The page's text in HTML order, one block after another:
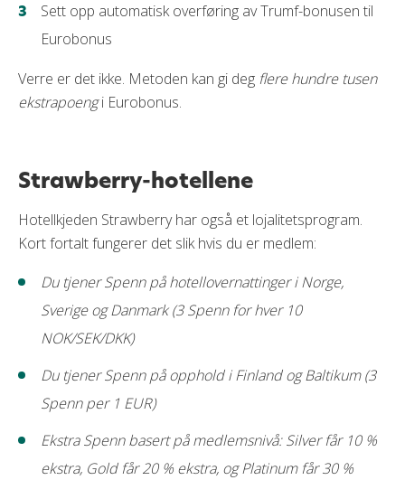
Sett opp automatisk overføring av Trumf-bonusen til
Eurobonus
Verre er det ikke. Metoden kan gi deg flere hundre tusen
ekstrapoengi Eurobonus.
Strawberry-hotellene
Hotellkjeden Strawberry har også et lojalitetsprogram.
Kort fortalt fungerer det slik hvis du er medlem:
Du tjener Spenn på hotellovernattinger i Norge,
Sverige og Danmark (3 Spenn for hver 10
NOK/SEK/DKK)
Du tjener Spenn på opphold i Finland og Baltikum (3
Spenn per 1 EUR)
Ekstra Spenn basert på medlemsnivå: Silver får 10 %
ekstra, Gold får 20 % ekstra, og Platinum får 30 %